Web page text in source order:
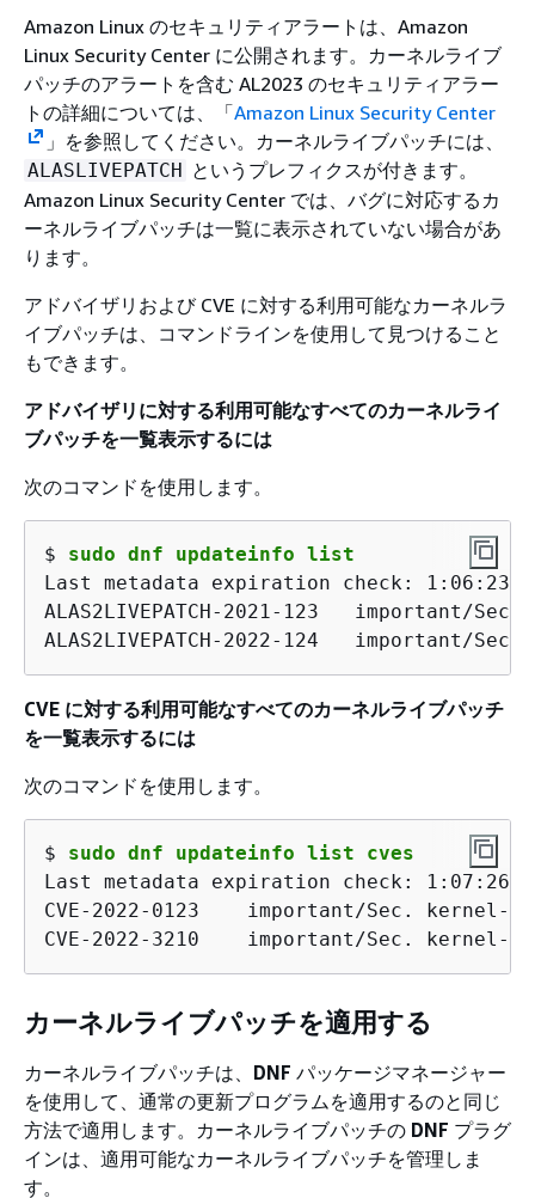
Amazon Linux のセキュリティアラートは、Amazon
Linux Security Center に公開されます。カーネルライブ
パッチのアラートを含む AL2023 のセキュリティアラー
トの詳細については、「Amazon Linux Security Center
」を参照してください。カーネルライブパッチには、
ALASLIVEPATCH というプレフィクスが付きます。
Amazon Linux Security Center では、バグに対応するカ
ーネルライブパッチは一覧に表示されていない場合があ
ります。
アドバイザリおよび CVE に対する利用可能なカーネルラ
イブパッチは、コマンドラインを使用して見つけること
もできます。
アドバイザリに対する利用可能なすべてのカーネルライ
ブパッチを一覧表示するには
次のコマンドを使用します。
$ sudo dnf updateinfo list
Last metadata expiration check: 1:06:23
ALAS2LIVEPATCH-2021-123   important/
ALAS2LIVEPATCH-2022-124   important/
CVE に対する利用可能なすべてのカーネルライブパッチ
を一覧表示するには
次のコマンドを使用します。
$ sudo dnf updateinfo list cves
Last metadata expiration check: 1:07:26
CVE-2022-0123    important/Sec. kernel-
CVE-2022-3210    important/Sec. kernel-
カーネルライブパッチを適用する
カーネルライブパッチは、 DNF パッケージマネージャー
を使用して、通常の更新プログラムを適用するのと同じ
方法で適用します。カーネルライブパッチの DNF プラグ
インは、適用可能なカーネルライブパッチを管理しま
す。